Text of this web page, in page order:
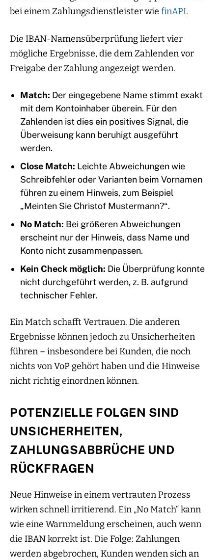
bei einem Zahlungsdienstleister wie finAPI.
Die IBAN-Namensüberprüfung liefert vier
mögliche Ergebnisse, die dem Zahlenden vor
Freigabe der Zahlung angezeigt werden.
Match: Der eingegebene Name stimmt exakt
mit dem Kontoinhaber überein. Für den
Zahlenden ist dies ein positives Signal, die
Überweisung kann beruhigt ausgeführt
werden.
Close Match: Leichte Abweichungen wie
Schreibfehler oder Varianten beim Vornamen
führen zu einem Hinweis, zum Beispiel
„Meinten Sie Christof Mustermann?“.
No Match: Bei größeren Abweichungen
erscheint nur der Hinweis, dass Name und
Konto nicht zusammenpassen.
Kein Check möglich: Die Überprüfung konnte
nicht durchgeführt werden, z. B. aufgrund
technischer Fehler.
Ein Match schafft Vertrauen. Die anderen
Ergebnisse können jedoch zu Unsicherheiten
führen – insbesondere bei Kunden, die noch
nichts von VoP gehört haben und die Hinweise
nicht richtig einordnen können.
POTENZIELLE FOLGEN SIND
UNSICHERHEITEN,
ZAHLUNGSABBRÜCHE UND
RÜCKFRAGEN
Neue Hinweise in einem vertrauten Prozess
wirken schnell irritierend. Ein „No Match“ kann
wie eine Warnmeldung erscheinen, auch wenn
die IBAN korrekt ist. Die Folge: Zahlungen
werden abgebrochen, Kunden wenden sich an